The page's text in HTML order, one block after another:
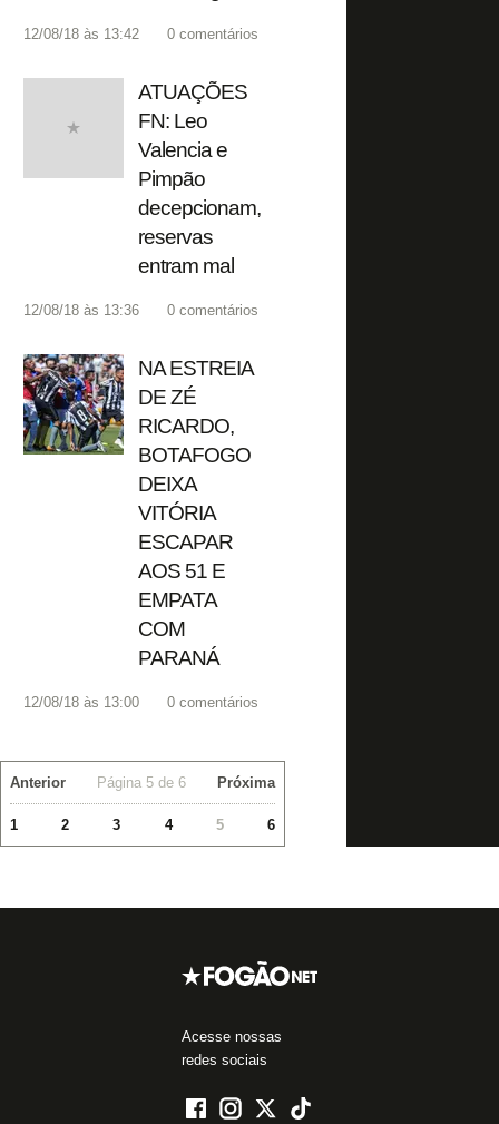
12/08/18 às 13:42 0 comentários
ATUAÇÕES
FN: Leo
Valencia e
Pimpão
decepcionam,
reservas
entram mal
12/08/18 às 13:36 0 comentários
NA ESTREIA
DE ZÉ
RICARDO,
BOTAFOGO
DEIXA
VITÓRIA
ESCAPAR
AOS 51 E
EMPATA
COM
PARANÁ
12/08/18 às 13:00 0 comentários
Anterior Página 5 de 6 Próxima
1 2 3 4 5 6
Acesse nossas
redes sociais